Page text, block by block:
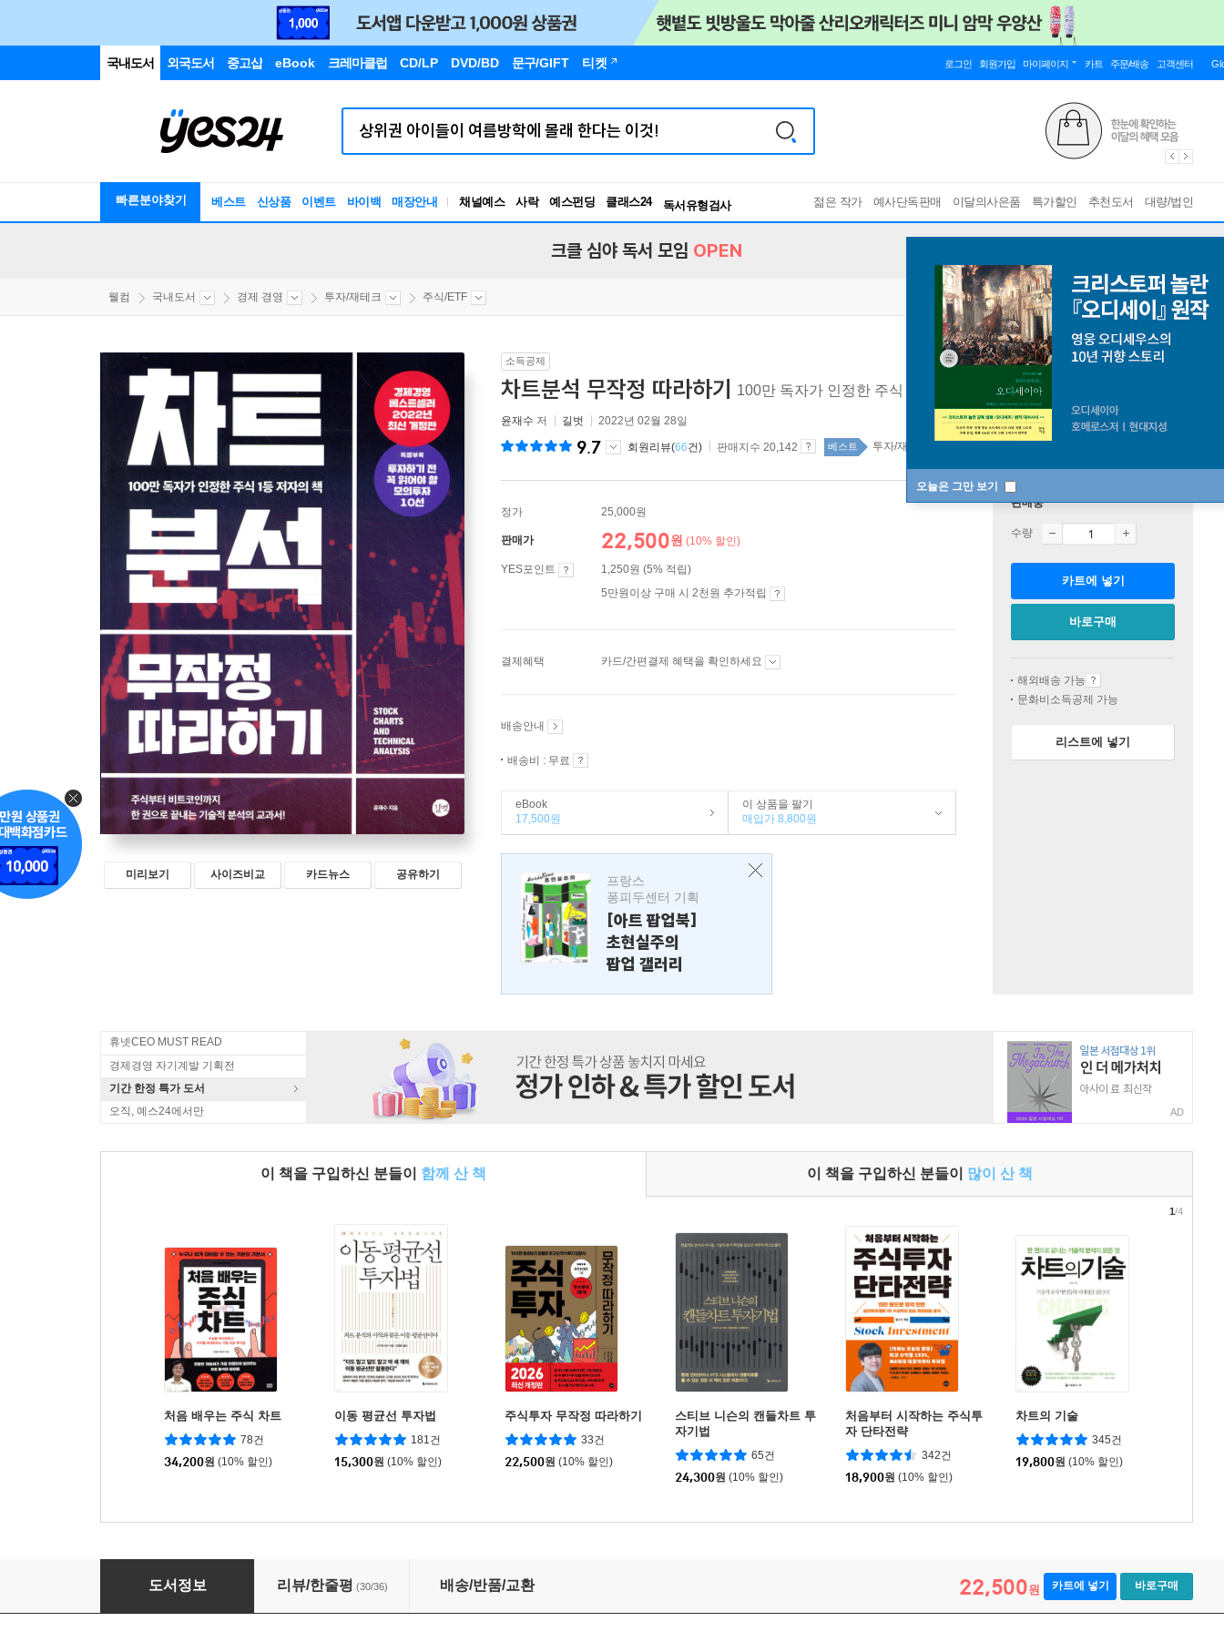
국내도서 외국도서 중고샵 eBook 크레마클럽 CD/LP DVD/BD 문구/GIFT 티켓 로그인 회원가입 마이페이지 카트 주문/배송 고객센터
빠른분야찾기 베스트 신상품 이벤트 바이백 매장안내 채널예스 사락 예스펀딩 클래스24
독서유형검사
RBTI Lab
젊은 작가 예사단독판매 이달의사은품 특가할인 추천도서 대량/법인
오늘은 그만 보기
크클 심야 독서 모임 OPEN
웰컴 국내도서 경제 경영 투자/재테크 주식/ETF
미리보기 사이즈비교 카드뉴스 공유하기
소득공제
차트분석 무작정 따라하기 100만 독자가 인정한 주식 1등 저자의 [ 개정4판 ]
윤재수 저 길벗 2022년 02월 28일
9.7 회원리뷰(66건) 판매지수 20,142 베스트 투자/재테크 95위
정가 25,000원
판매가 22,500원 (10% 할인)
YES포인트
1,250원 (5% 적립)
5만원이상 구매 시 2천원 추가적립
결제혜택 카드/간편결제 혜택을 확인하세요
배송안내
배송비 : 무료
eBook
17,500원
이 상품을 팔기
매입가 8,800원
프랑스
퐁피두센터 기획
[아트 팝업북]
초현실주의
팝업 갤러리
판매중
수량
카트에 넣기
바로구매
해외배송 가능
문화비소득공제 가능
리스트에 넣기
휴넷CEO MUST READ
경제경영 자기계발 기획전
기간 한정 특가 도서
오직, 예스24에서만
AD
이 책을 구입하신 분들이 함께 산 책 이 책을 구입하신 분들이 많이 산 책
처음 배우는 주식 차트
78건
34,200원 (10% 할인)
이동 평균선 투자법
181건
15,300원 (10% 할인)
주식투자 무작정 따라하기
33건
22,500원 (10% 할인)
스티브 니슨의 캔들차트 투
자기법
65건
24,300원 (10% 할인)
처음부터 시작하는 주식투
자 단타전략
342건
18,900원 (10% 할인)
차트의 기술
345건
19,800원 (10% 할인)
1/4
차트분석 무작정 따라하기
도서정보 리뷰/한줄평 (30/36) 배송/반품/교환 22,500원 카트에 넣기 바로구매